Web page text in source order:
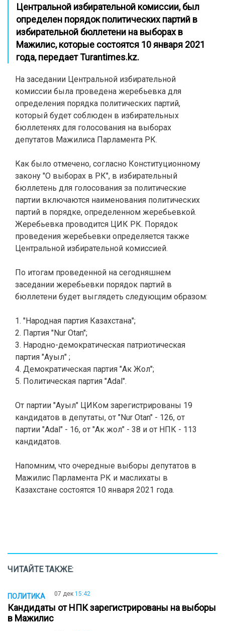
Центральной избирательной комиссии, был
определен порядок политических партий в
избирательной бюллетени на выборах в
Мажилис, которые состоятся 10 января 2021
года, передаетTurantimes.kz.
На заседании Центральной избирательной
комиссии была проведена жеребьевка для
определения порядка политических партий,
который будет соблюден в избирательных
бюллетенях для голосования на выборах
депутатов Мажилиса Парламента РК.
Как было отмечено, согласно Конституционному
закону "О выборах в РК", в избирательный
бюллетень для голосования за политические
партии включаются наименования политических
партий в порядке, определенном жеребьевкой.
Жеребьевка проводится ЦИК РК. Порядок
проведения жеребьевки определяется также
Центральной избирательной комиссией.
По итогам проведенной на сегодняшнем
заседании жеребьевки порядок партий в
бюллетени будет выглядеть следующим образом:
1. "Народная партия Казахстана";
2. Партия "Nur Otan";
3. Народно-демократическая патриотическая
партия "Ауыл" ;
4. Демократическая партия "Ак Жол";
5. Политическая партия "Adal".
От партии "Ауыл" ЦИКом зарегистрированы 19
кандидатов в депутаты, от "Nur Otan" - 126, от
партии "Adal" - 16, от "Ак жол" - 38 и от НПК - 113
кандидатов.
Напомним, что очередные выборы депутатов в
Мажилис Парламента РК и маслихаты в
Казахстане состоятся 10 января 2021 года.
ЧИТАЙТЕ ТАКЖЕ:
ПОЛИТИКА 07 дек 15:42
Кандидаты от НПК зарегистрированы на выборы
в Мажилис